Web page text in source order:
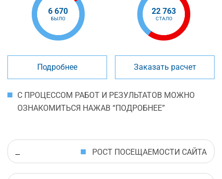
6 670
БЫЛО
22 763
СТАЛО
Подробнее Заказать расчет
С ПРОЦЕССОМ РАБОТ И РЕЗУЛЬТАТОВ МОЖНО
ОЗНАКОМИТЬСЯ НАЖАВ “ПОДРОБНЕЕ”
РОСТ ПОСЕЩАЕМОСТИ САЙТА